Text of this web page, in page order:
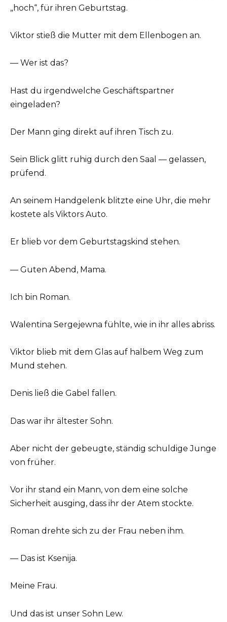
„hoch“, für ihren Geburtstag.
Viktor stieß die Mutter mit dem Ellenbogen an.
— Wer ist das?
Hast du irgendwelche Geschäftspartner
eingeladen?
Der Mann ging direkt auf ihren Tisch zu.
Sein Blick glitt ruhig durch den Saal — gelassen,
prüfend.
An seinem Handgelenk blitzte eine Uhr, die mehr
kostete als Viktors Auto.
Er blieb vor dem Geburtstagskind stehen.
— Guten Abend, Mama.
Ich bin Roman.
Walentina Sergejewna fühlte, wie in ihr alles abriss.
Viktor blieb mit dem Glas auf halbem Weg zum
Mund stehen.
Denis ließ die Gabel fallen.
Das war ihr ältester Sohn.
Aber nicht der gebeugte, ständig schuldige Junge
von früher.
Vor ihr stand ein Mann, von dem eine solche
Sicherheit ausging, dass ihr der Atem stockte.
Roman drehte sich zu der Frau neben ihm.
— Das ist Ksenija.
Meine Frau.
Und das ist unser Sohn Lew.